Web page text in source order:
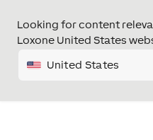
Looking for content
Loxone United States
United States